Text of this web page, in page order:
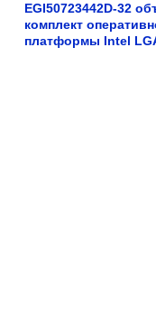
EGI50723442D-32
комплект
платформы Intel